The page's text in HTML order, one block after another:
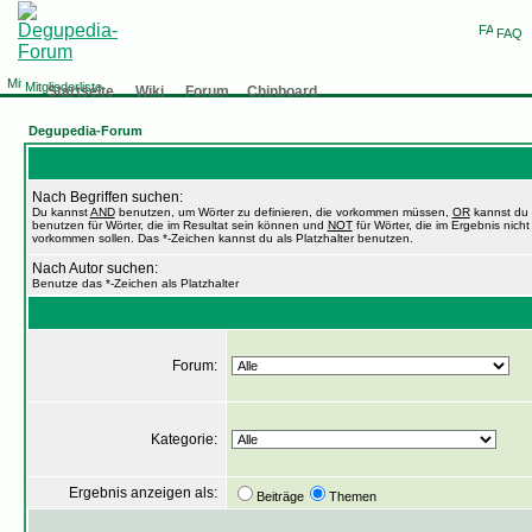
FAQ
Mitgliederliste
Startseite Wiki Forum Chinboard
Degupedia-Forum
Nach Begriffen suchen:
Du kannstANDbenutzen, um Wörter zu definieren, die vorkommen müssen, ORkannst du
benutzen für Wörter, die im Resultat sein können und NOTfür Wörter, die im Ergebnis nicht
vorkommen sollen. Das *-Zeichen kannst du als Platzhalter benutzen.
Nach Autor suchen:
Benutze das *-Zeichen als Platzhalter
Forum:
Kategorie:
Ergebnis anzeigen als: Beiträge Themen